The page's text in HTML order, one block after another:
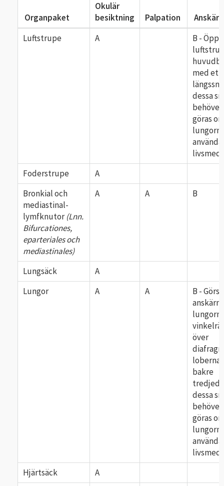
Organpaket
Okulär
besiktning
Palpation
Luftstrupe
A
B -
med ett
dessa
behöver
göras
Foderstrupe
A
Bronkial och
mediastinal-
lymfknutor(Lnn.
Bifurcationes,
eparteriales och
mediastinales)
A A B
Lungsäck
A
Lungor
A A
B - Görs
över
lobernas
bakre
dessa
behöver
göras
Hjärtsäck
A